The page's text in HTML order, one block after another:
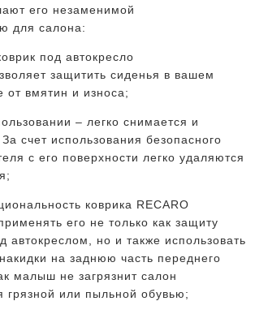
его незаменимой
для салона:
под автокресло
защитить сиденья в вашем
от вмятин и износа;
– легко снимается и
счет использования безопасного
с его поверхности легко удаляются
коврика RECARO
его не только как защиту
автокреслом, но и также использовать
на заднюю часть переднего
малыш не загрязнит салон
грязной или пыльной обувью;